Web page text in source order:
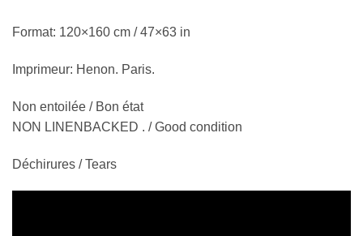
Format: 120×160 cm / 47×63 in
Imprimeur: Henon. Paris.
Non entoilée / Bon état
NON LINENBACKED . / Good condition
Déchirures / Tears